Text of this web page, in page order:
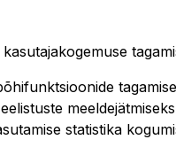
meeldejätmiseks
statistika